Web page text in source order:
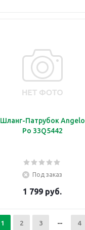
Шланг-Патрубок Angelo
Po 33Q5442
Под заказ
1 799 руб.
1 2 3 4